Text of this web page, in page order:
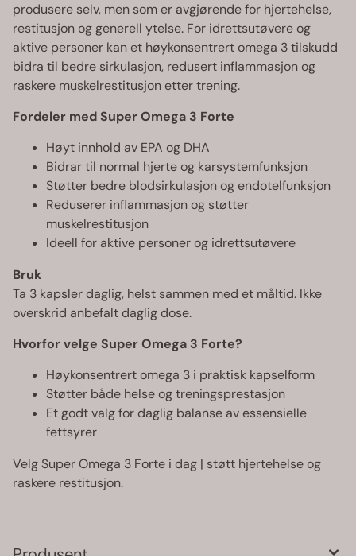
produsere selv, men som er avgjørende for hjertehelse,
restitusjon og generell ytelse. For idrettsutøvere og
aktive personer kan et høykonsentrert omega 3 tilskudd
bidra til bedre sirkulasjon, redusert inflammasjon og
raskere muskelrestitusjon etter trening.
Fordeler med Super Omega 3 Forte
Høyt innhold av EPA og DHA
Bidrar til normal hjerte og karsystemfunksjon
Støtter bedre blodsirkulasjon og endotelfunksjon
Reduserer inflammasjon og støtter
muskelrestitusjon
Ideell for aktive personer og idrettsutøvere
Bruk
Ta 3 kapsler daglig, helst sammen med et måltid. Ikke
overskrid anbefalt daglig dose.
Hvorfor velge Super Omega 3 Forte?
Høykonsentrert omega 3 i praktisk kapselform
Støtter både helse og treningsprestasjon
Et godt valg for daglig balanse av essensielle
fettsyrer
Velg Super Omega 3 Forte i dag | støtt hjertehelse og
raskere restitusjon.